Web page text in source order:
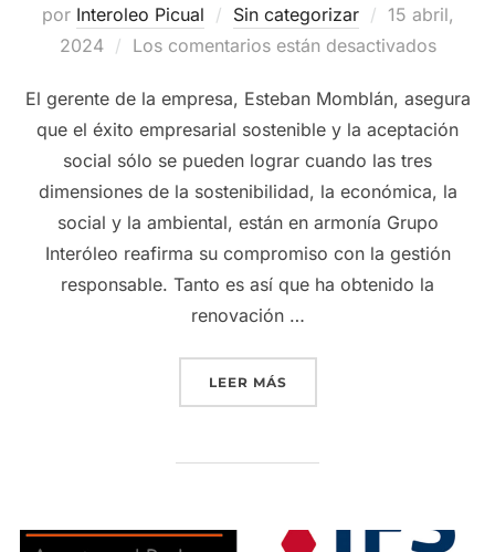
por Interoleo Picual Sin categorizar
Publicado
el
15 abril,
2024
Los comentarios están desactivados
El gerente de la empresa, Esteban Momblán, asegura
que el éxito empresarial sostenible y la aceptación
social sólo se pueden lograr cuando las tres
dimensiones de la sostenibilidad, la económica, la
social y la ambiental, están en armonía Grupo
Interóleo reafirma su compromiso con la gestión
responsable. Tanto es así que ha obtenido la
renovación …
LEER MÁS«GRUPO INTERÓLEO